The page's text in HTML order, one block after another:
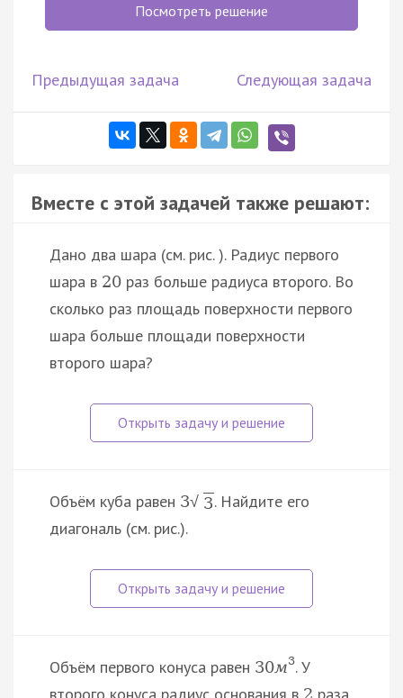
Посмотреть решение
Предыдущая задача Следующая задача
Вместе с этой задачей также решают:
Дано два шара (см. рис. ). Радиус первого
шара в 20 раз больше радиуса второго. Во
сколько раз площадь поверхности первого
шара больше площади поверхности
второго шара?
Объём куба равен 3√ 3. Найдите его
диагональ (см. рис.).
Объём первого конуса равен 30м3. У
2